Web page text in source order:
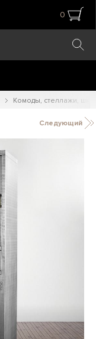
0
Комоды, стеллажи,
Следующий